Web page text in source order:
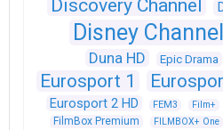
Discovery Channel
Disney Channel
Duna HD
Epic Drama
Eurosport 1
Eurosport 2 HD
FEM3 Film+
FilmBox Premium FILMBOX+ One